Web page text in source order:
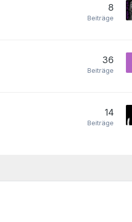
8
Beiträge
36
Beiträge
14
Beiträge